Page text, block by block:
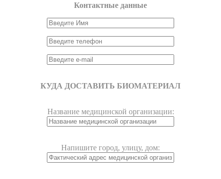
Контактные данные
КУДА ДОСТАВИТЬ БИОМАТЕРИАЛ
Название медицинской организации:
Напишите город, улицу, дом: